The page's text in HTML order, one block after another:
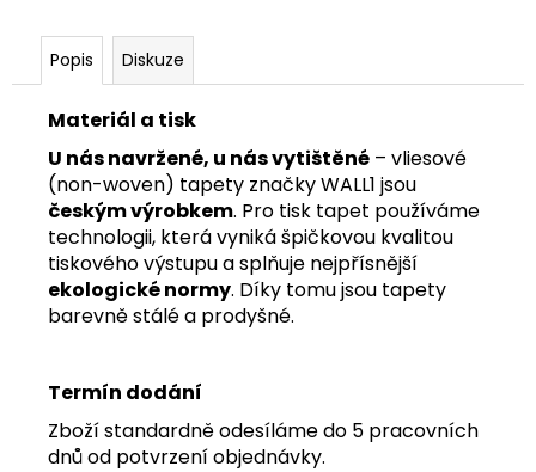
Popis Diskuze
Materiál a tisk
U nás navržené, u nás vytištěné – vliesové
(non-woven) tapety značky WALL1 jsou
českým výrobkem. Pro tisk tapet používáme
technologii, která vyniká špičkovou kvalitou
tiskového výstupu a splňuje nejpřísnější
ekologické normy. Díky tomu jsou tapety
barevně stálé a prodyšné.
Termín dodání
Zboží standardně odesíláme do 5 pracovních
dnů od potvrzení objednávky.